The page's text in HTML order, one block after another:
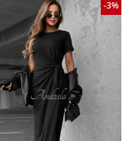
-3%